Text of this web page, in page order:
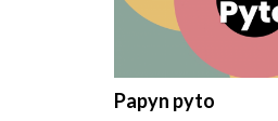
Papyn pyto